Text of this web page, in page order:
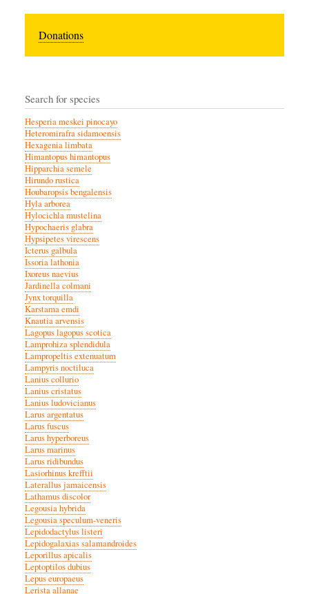
Donations
Search for species
Hesperia meskei pinocayo
Heteromirafra sidamoensis
Hexagenia limbata
Himantopus himantopus
Hipparchia semele
Hirundo rustica
Houbaropsis bengalensis
Hyla arborea
Hylocichla mustelina
Hypochaeris glabra
Hypsipetes virescens
Icterus galbula
Issoria lathonia
Ixoreus naevius
Jardinella colmani
Jynx torquilla
Karstama emdi
Knautia arvensis
Lagopus lagopus scotica
Lamprohiza splendidula
Lampropeltis extenuatum
Lampyris noctiluca
Lanius collurio
Lanius cristatus
Lanius ludovicianus
Larus argentatus
Larus fuscus
Larus hyperboreus
Larus marinus
Larus ridibundus
Lasiorhinus krefftii
Laterallus jamaicensis
Lathamus discolor
Legousia hybrida
Legousia speculum-veneris
Lepidodactylus listeri
Lepidogalaxias salamandroides
Leporillus apicalis
Leptoptilos dubius
Lepus europaeus
Lerista allanae